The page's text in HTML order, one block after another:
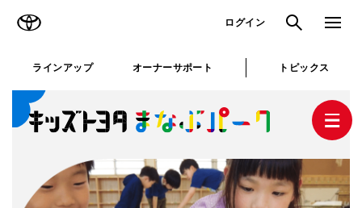
ログイン 検索 メニュ
ラインアップ オーナーサポート トピックス